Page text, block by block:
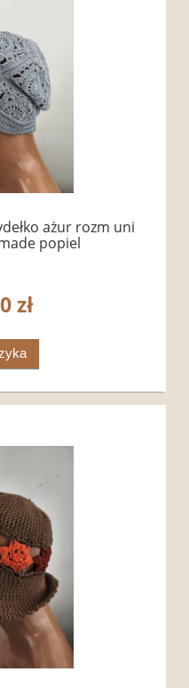
ażur rozm uni
popiel
zł